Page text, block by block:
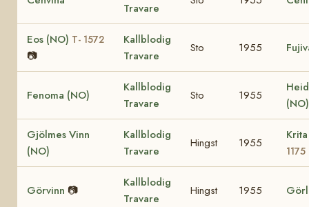
Travare
Eos (NO) T- 1572
📷
Kallblodig
Travare
Sto 1955
Fenoma (NO)
Kallblodig
Travare
Sto 1955
Gjölmes Vinn
(NO)
Kallblodig
Travare
Hingst 1955
1175
Görvinn 📷
Kallblodig
Travare
Hingst 1955